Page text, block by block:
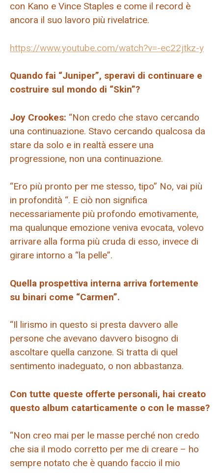
con Kano e Vince Staples e come il record è
ancora il suo lavoro più rivelatrice.
https://www.youtube.com/watch?v=-ec22jtkz-y
Quando fai “Juniper”, speravi di continuare e
costruire sul mondo di “Skin”?
Joy Crookes: “Non credo che stavo cercando
una continuazione. Stavo cercando qualcosa da
stare da solo e in realtà essere una
progressione, non una continuazione.
“Ero più pronto per me stesso, tipo” No, vai più
in profondità “. E ciò non significa
necessariamente più profondo emotivamente,
ma qualunque emozione veniva evocata, volevo
arrivare alla forma più cruda di esso, invece di
girare intorno a “la pelle”.
Quella prospettiva interna arriva fortemente
su binari come “Carmen”.
“Il lirismo in questo si presta davvero alle
persone che avevano davvero bisogno di
ascoltare quella canzone. Si tratta di quel
sentimento inadeguato, o non abbastanza.
Con tutte queste offerte personali, hai creato
questo album catarticamente o con le masse?
“Non creo mai per le masse perché non credo
che sia il modo corretto per me di creare – ho
sempre notato che è quando faccio il mio